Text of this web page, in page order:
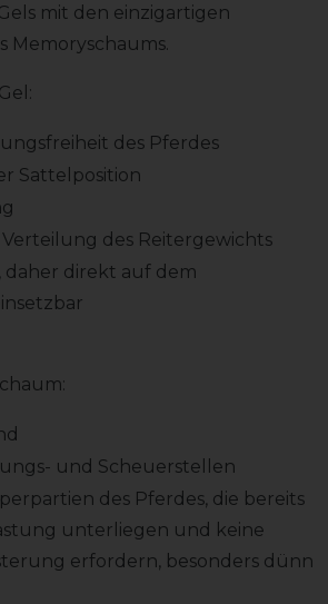
mit den einzigartigen
Memoryschaums.
des Pferdes
Sattelposition
des Reitergewichts
direkt auf dem
und Scheuerstellen
des Pferdes, die bereits
unterliegen und keine
erfordern, besonders dünn